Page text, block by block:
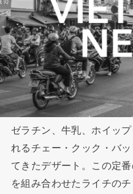
ゼラチン、牛乳、ホイッ
れるチェー・クック・バ
てきたデザート。この定
を組み合わせたライチの